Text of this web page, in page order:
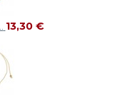
13,30 €